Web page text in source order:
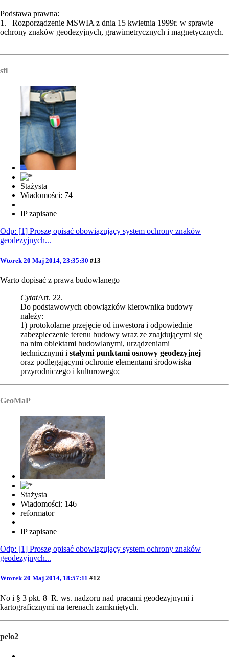
Podstawa prawna:
1. Rozporządzenie MSWIA z dnia 15 kwietnia 1999r. w sprawie
ochrony znaków geodezyjnych, grawimetrycznych i magnetycznych.
sfl
Stażysta
Wiadomości: 74
IP zapisane
Odp: [1] Proszę opisać obowiązujący system ochrony znaków
geodezyjnych...
Wtorek 20 Maj 2014, 23:35:30 #13
Warto dopisać z prawa budowlanego
CytatArt. 22.
Do podstawowych obowiązków kierownika budowy
należy:
1) protokolarne przejęcie od inwestora i odpowiednie
zabezpieczenie terenu budowy wraz ze znajdującymi się
na nim obiektami budowlanymi, urządzeniami
technicznymi i stałymi punktami osnowy geodezyjnej
oraz podlegającymi ochronie elementami środowiska
przyrodniczego i kulturowego;
GeoMaP
Stażysta
Wiadomości: 146
reformator
IP zapisane
Odp: [1] Proszę opisać obowiązujący system ochrony znaków
geodezyjnych...
Wtorek 20 Maj 2014, 18:57:11 #12
No i § 3 pkt. 8 R. ws. nadzoru nad pracami geodezyjnymi i
kartograficznymi na terenach zamkniętych.
pelo2